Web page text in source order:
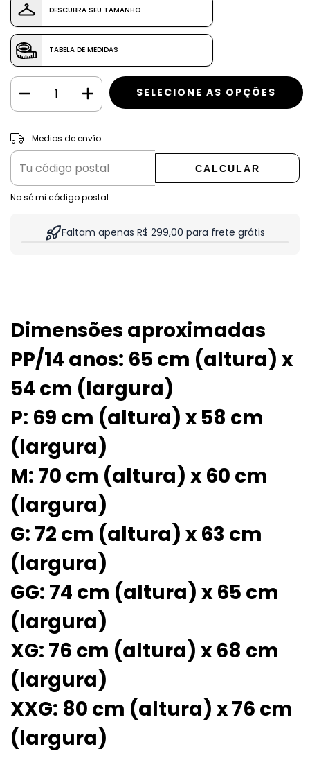
DESCUBRA SEU TAMANHO
TABELA DE MEDIDAS
Entregas para el CP:
Medios de envío
CALCULAR
No sé mi código postal
Faltam apenas R$ 299,00 para frete grátis
Dimensões aproximadas
PP/14 anos: 65 cm (altura) x
54 cm (largura)
P: 69 cm (altura) x 58 cm
(largura)
M: 70 cm (altura) x 60 cm
(largura)
G: 72 cm (altura) x 63 cm
(largura)
GG: 74 cm (altura) x 65 cm
(largura)
XG: 76 cm (altura) x 68 cm
(largura)
XXG: 80 cm (altura) x 76 cm
(largura)